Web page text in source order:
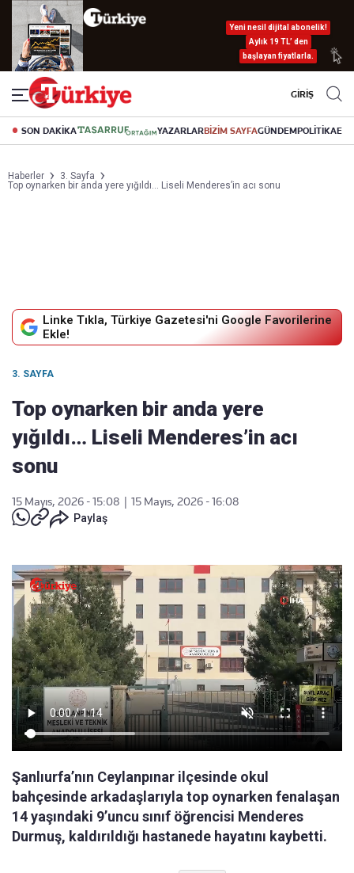
Yeni nesil dijital abonelik!
Aylık 19 TL’ den
başlayan fiyatlarla.
GİRİŞ
SON DAKİKA YAZARLARBİZİM SAYFAGÜNDEMPOLİTİKA
Haberler
3. Sayfa
Top oynarken bir anda yere yığıldı… Liseli Menderes’in acı sonu
Linke Tıkla, Türkiye Gazetesi'ni Google Favorilerine
Ekle!
3. SAYFA
Top oynarken bir anda yere
yığıldı… Liseli Menderes’in acı
sonu
15 Mayıs, 2026 - 15:08
15 Mayıs, 2026 - 16:08
Paylaş
Şanlıurfa’nın Ceylanpınar ilçesinde okul
bahçesinde arkadaşlarıyla top oynarken fenalaşan
14 yaşındaki 9’uncu sınıf öğrencisi Menderes
Durmuş, kaldırıldığı hastanede hayatını kaybetti.